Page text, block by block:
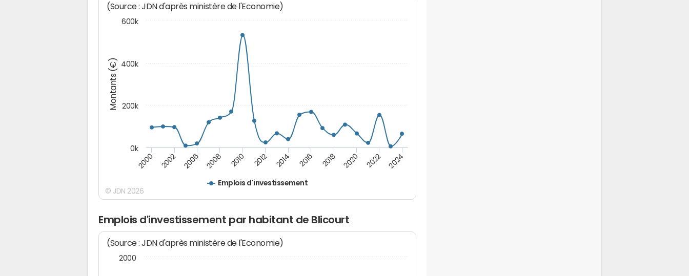
Montants (€)
(Source : JDN d'après ministère de l'Economie)
Emplois d'investissement
2000 2002 2006 2008 2010 2012 2014 2016 2018 2020 2022 2024
0k
200k
400k
600k
© JDN 2026
Emplois d'investissement par habitant de Blicourt
(Source : JDN d'après ministère de l'Economie)
2000